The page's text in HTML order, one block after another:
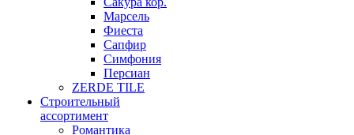
Марсель
Фиеста
Сапфир
Симфония
Персиан
ZERDE TILE
Строительный
ассортимент
Романтика